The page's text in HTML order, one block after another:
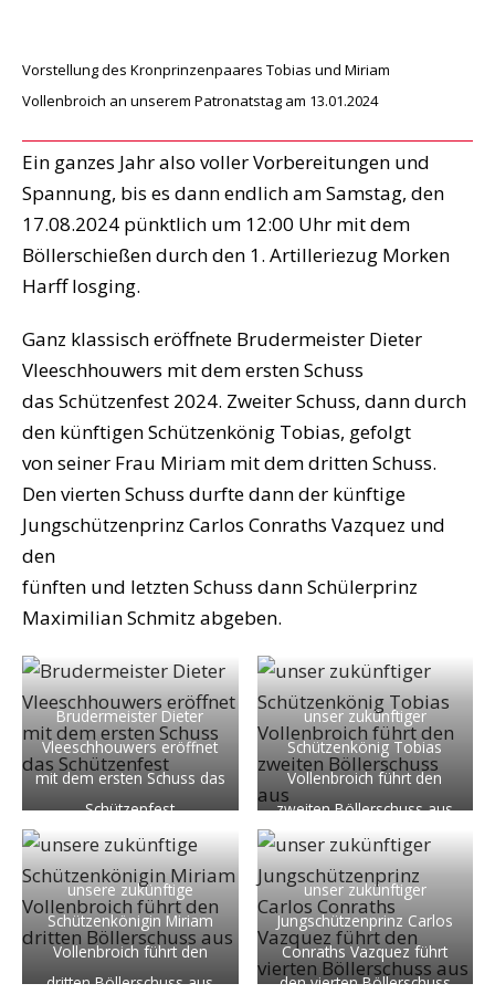
Vorstellung des Kronprinzenpaares Tobias und Miriam
Vollenbroich an unserem Patronatstag am 13.01.2024
Ein ganzes Jahr also voller Vorbereitungen und
Spannung, bis es dann endlich am Samstag, den
17.08.2024 pünktlich um 12:00 Uhr mit dem
Böllerschießen durch den 1. Artilleriezug Morken
Harff losging.
Ganz klassisch eröffnete Brudermeister Dieter
Vleeschhouwers mit dem ersten Schuss
das Schützenfest 2024. Zweiter Schuss, dann durch
den künftigen Schützenkönig Tobias, gefolgt
von seiner Frau Miriam mit dem dritten Schuss.
Den vierten Schuss durfte dann der künftige
Jungschützenprinz Carlos Conraths Vazquez und
den
fünften und letzten Schuss dann Schülerprinz
Maximilian Schmitz abgeben.
Brudermeister Dieter
Vleeschhouwers eröffnet
mit dem ersten Schuss das
Schützenfest
unser zukünftiger
Schützenkönig Tobias
Vollenbroich führt den
zweiten Böllerschuss aus
unsere zukünftige
Schützenkönigin Miriam
Vollenbroich führt den
dritten Böllerschuss aus
unser zukünftiger
Jungschützenprinz Carlos
Conraths Vazquez führt
den vierten Böllerschuss